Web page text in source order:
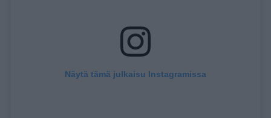
Näytä tämä julkaisu Instagramissa